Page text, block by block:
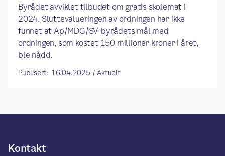
Byrådet avviklet tilbudet om gratis skolemat i
2024. Sluttevalueringen av ordningen har ikke
funnet at Ap/MDG/SV-byrådets mål med
ordningen, som kostet 150 millioner kroner i året,
ble nådd.
Publisert: 16.04.2025 / Aktuelt
Kontakt